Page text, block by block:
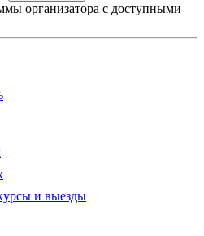
организатора с доступными
и выезды